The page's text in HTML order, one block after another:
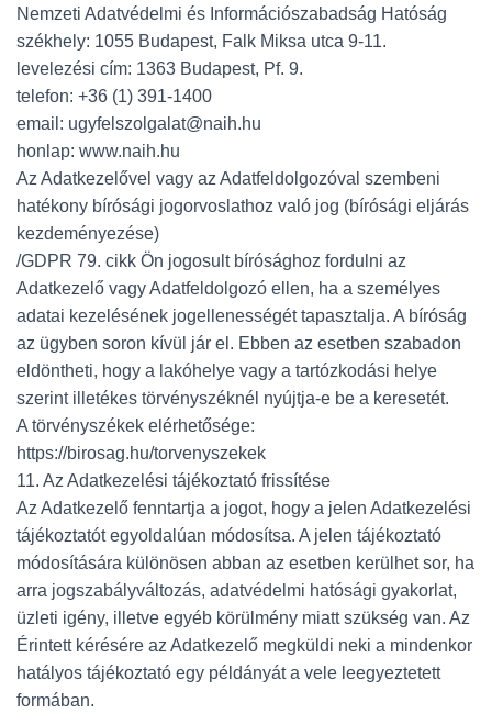
Nemzeti Adatvédelmi és Információszabadság Hatóság
székhely: 1055 Budapest, Falk Miksa utca 9-11.
levelezési cím: 1363 Budapest, Pf. 9.
telefon: +36 (1) 391-1400
email: ugyfelszolgalat@naih.hu
honlap: www.naih.hu
Az Adatkezelővel vagy az Adatfeldolgozóval szembeni
hatékony bírósági jogorvoslathoz való jog (bírósági eljárás
kezdeményezése)
/GDPR 79. cikk Ön jogosult bírósághoz fordulni az
Adatkezelő vagy Adatfeldolgozó ellen, ha a személyes
adatai kezelésének jogellenességét tapasztalja. A bíróság
az ügyben soron kívül jár el. Ebben az esetben szabadon
eldöntheti, hogy a lakóhelye vagy a tartózkodási helye
szerint illetékes törvényszéknél nyújtja-e be a keresetét.
A törvényszékek elérhetősége:
https://birosag.hu/torvenyszekek
11. Az Adatkezelési tájékoztató frissítése
Az Adatkezelő fenntartja a jogot, hogy a jelen Adatkezelési
tájékoztatót egyoldalúan módosítsa. A jelen tájékoztató
módosítására különösen abban az esetben kerülhet sor, ha
arra jogszabályváltozás, adatvédelmi hatósági gyakorlat,
üzleti igény, illetve egyéb körülmény miatt szükség van. Az
Érintett kérésére az Adatkezelő megküldi neki a mindenkor
hatályos tájékoztató egy példányát a vele leegyeztetett
formában.